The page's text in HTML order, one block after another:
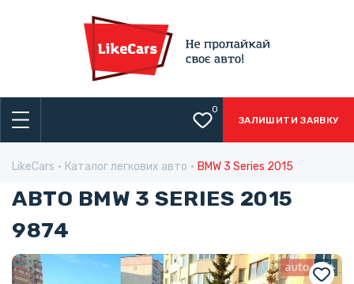
0
ЗАЛИШИТИ ЗАЯВКУ
LikeCars Каталог легкових авто BMW 3 Series 2015
АВТО BMW 3 SERIES 2015
9874